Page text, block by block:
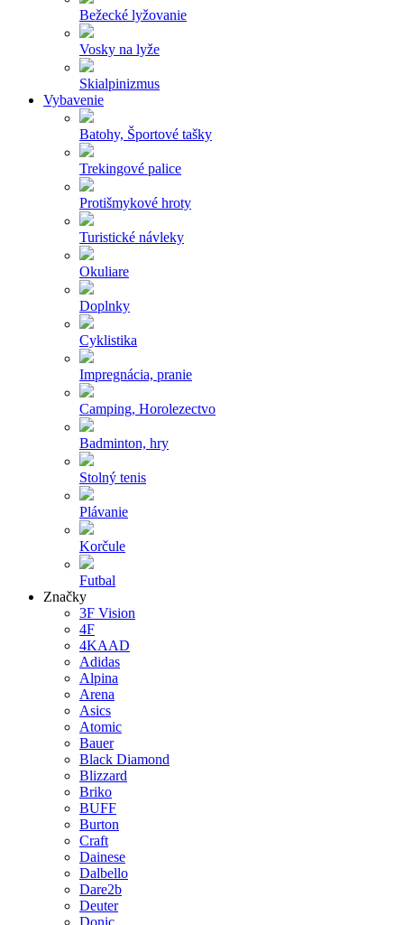
Bežecké lyžovanie
Vosky na lyže
Skialpinizmus
Vybavenie
Batohy, Športové tašky
Trekingové palice
Protišmykové hroty
Turistické návleky
Okuliare
Doplnky
Cyklistika
Impregnácia, pranie
Camping, Horolezectvo
Badminton, hry
Stolný tenis
Plávanie
Korčule
Futbal
Značky
3F Vision
4F
4KAAD
Adidas
Alpina
Arena
Asics
Atomic
Bauer
Black Diamond
Blizzard
Briko
BUFF
Burton
Craft
Dainese
Dalbello
Dare2b
Deuter
Donic